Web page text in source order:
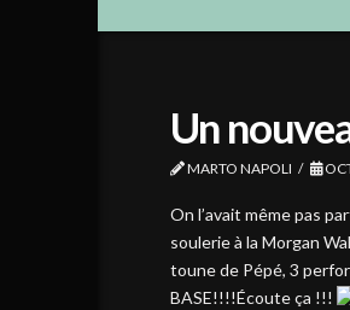
Un
MARTO NAPOLI
On l’avait même pas
soulerie à la Morgan
toune de Pépé, 3
BASE!!!!Écoute ça !!!